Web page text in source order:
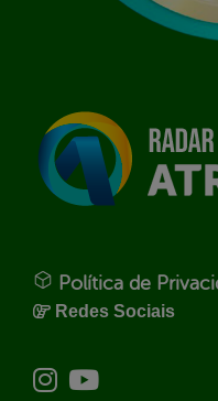
Política de
Redes Sociais